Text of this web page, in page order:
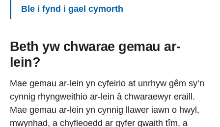
Ble i fynd i gael cymorth
Beth yw chwarae gemau ar-
lein?
Mae gemau ar-lein yn cyfeirio at unrhyw gêm sy’n
cynnig rhyngweithio ar-lein â chwaraewyr eraill.
Mae gemau ar-lein yn cynnig llawer iawn o hwyl,
mwynhad, a chyfleoedd ar gyfer gwaith tîm, a